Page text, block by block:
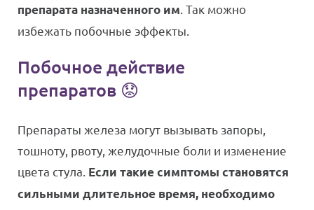
препарата назначенного им . Так можно
избежать побочные эффекты.
Побочное действие
препаратов 😟
Препараты железа могут вызывать запоры,
тошноту, рвоту, желудочные боли и изменение
цвета стула. Если такие симптомы становятся
сильными длительное время, необходимо